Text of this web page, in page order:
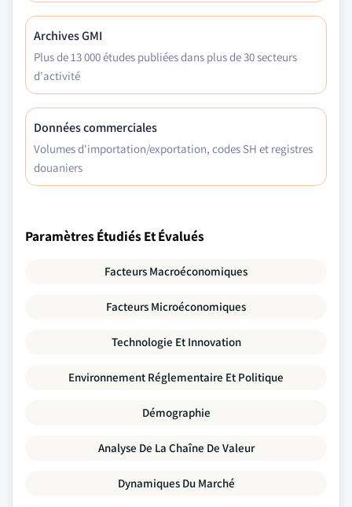
Archives GMI
Plus de 13 000 études publiées dans plus de 30 secteurs
d'activité
Données commerciales
Volumes d'importation/exportation, codes SH et registres
douaniers
Paramètres Étudiés Et Évalués
Facteurs Macroéconomiques
Facteurs Microéconomiques
Technologie Et Innovation
Environnement Réglementaire Et Politique
Démographie
Analyse De La Chaîne De Valeur
Dynamiques Du Marché